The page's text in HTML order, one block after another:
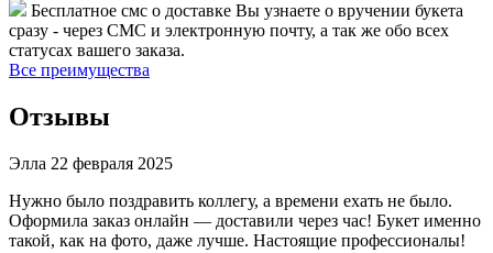
Бесплатное смс о доставке Вы узнаете о вручении букета
сразу - через СМС и электронную почту, а так же обо всех
статусах вашего заказа.
Все преимущества
Отзывы
Элла 22 февраля 2025
Нужно было поздравить коллегу, а времени ехать не было.
Оформила заказ онлайн — доставили через час! Букет именно
такой, как на фото, даже лучше. Настоящие профессионалы!